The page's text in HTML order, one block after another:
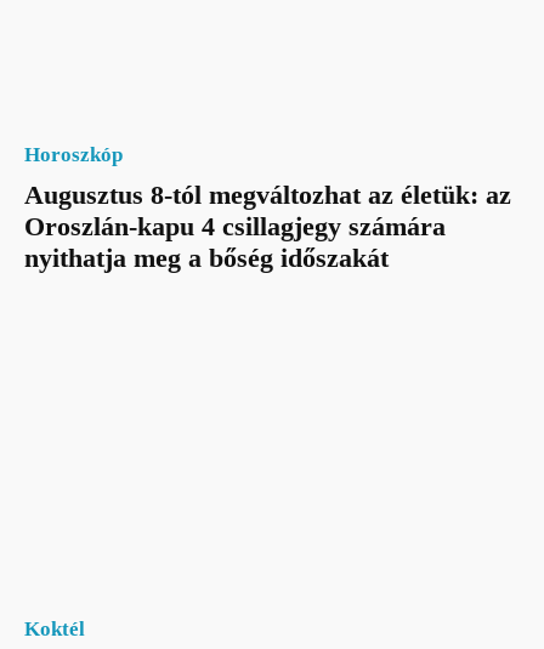
Horoszkóp
Augusztus 8-tól megváltozhat az életük: az
Oroszlán-kapu 4 csillagjegy számára
nyithatja meg a bőség időszakát
Koktél